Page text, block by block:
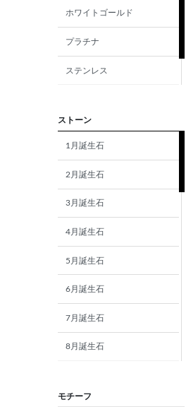
ホワイトゴールド
プラチナ
ステンレス
ストーン
1月誕生石
2月誕生石
3月誕生石
4月誕生石
5月誕生石
6月誕生石
7月誕生石
8月誕生石
モチーフ